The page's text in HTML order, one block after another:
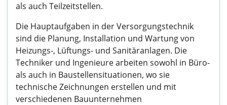
als auch Teilzeitstellen.
Die Hauptaufgaben in der Versorgungstechnik
sind die Planung, Installation und Wartung von
Heizungs-, Lüftungs- und Sanitäranlagen. Die
Techniker und Ingenieure arbeiten sowohl in Büro-
als auch in Baustellensituationen, wo sie
technische Zeichnungen erstellen und mit
verschiedenen Bauunternehmen